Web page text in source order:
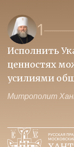
2
Образ нашего
кто на
молится о
Митрополит